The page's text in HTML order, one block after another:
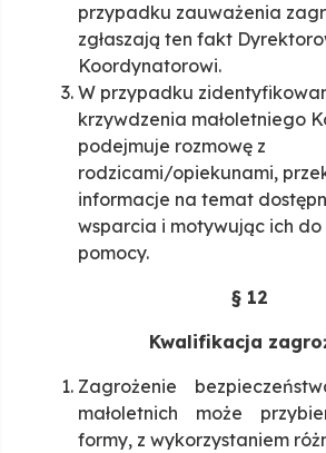
przypadku zauważenia
zgłaszają ten fakt
Koordynatorowi.
W przypadku
krzywdzenia małoletniego
podejmuje rozmowę z
rodzicami/opiekunami,
informacje na temat
wsparcia i motywując ich do
pomocy.
§ 12
Kwalifikacja
Zagrożenie
małoletnich może
formy, z wykorzystaniem